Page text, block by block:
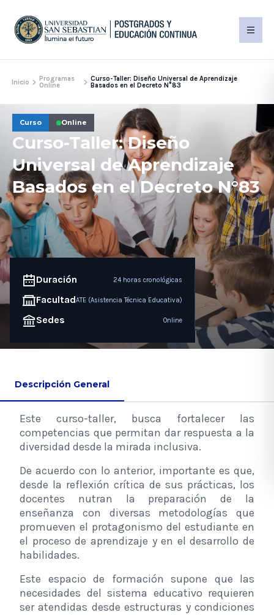
Inicio
Programas
Online
Curso-Taller: Diseño Universal de Aprendizaje
Basados en el Decreto N°83
Curso Online
Curso-Taller: Diseño
Universal de Aprendizaje
Basados en el Decreto N°83
Duración 24 horas cronológicas
FacultadATE (Asistencia Técnica Educativa)
Sedes Online
Descripción General
Este curso-taller, busca fortalecer las
competencias que permitan dar respuesta a la
diversidad desde la mirada inclusiva.
De acuerdo con lo anterior, importante es que,
desde la reflexión crítica de sus prácticas, los
docentes nutran la preparación de la
enseñanza con diversas metodologías que
promueven el protagonismo del estudiante en
el proceso de aprendizaje y en el desarrollo de
habilidades.
Este espacio de formación supone que las
necesidades del sistema educativo requieren
ser atendidas desde estructuras y condiciones